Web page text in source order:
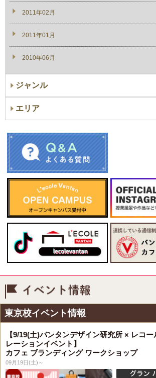
2011年02月
2011年01月
2010年06月
ジャンル
エリア
東京校イベント情報
【9/19(土)バンタンデザイン研究所 × レコ
レーションイベント】
カフェ ブランディング ワークショップ
09月19日(土)～